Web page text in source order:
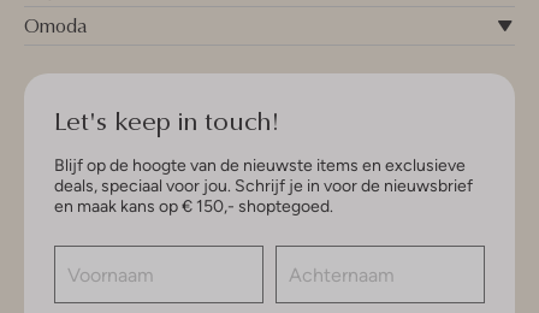
Omoda
Let's keep in touch!
Blijf op de hoogte van de nieuwste items en exclusieve
deals, speciaal voor jou. Schrijf je in voor de nieuwsbrief
en maak kans op € 150,- shoptegoed.